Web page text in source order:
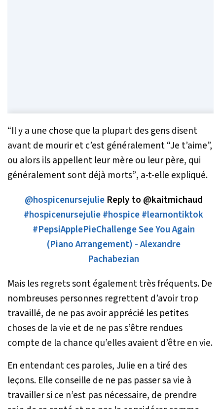
“Il y a une chose que la plupart des gens disent
avant de mourir et c’est généralement “Je t’aime”,
ou alors ils appellent leur mère ou leur père, qui
généralement sont déjà morts”, a-t-elle expliqué.
@hospicenursejulieReply to @kaitmichaud
#hospicenursejulie#hospice#learnontiktok
#PepsiApplePieChallengeSee You Again
(Piano Arrangement) - Alexandre
Pachabezian
Mais les regrets sont également très fréquents. De
nombreuses personnes regrettent d’avoir trop
travaillé, de ne pas avoir apprécié les petites
choses de la vie et de ne pas s’être rendues
compte de la chance qu’elles avaient d’être en vie.
En entendant ces paroles, Julie en a tiré des
leçons. Elle conseille de ne pas passer sa vie à
travailler si ce n’est pas nécessaire, de prendre